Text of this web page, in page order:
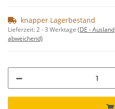
knapper Lagerbestand
Lieferzeit:2 - 3 Werktage (DE - Ausland
abweichend)